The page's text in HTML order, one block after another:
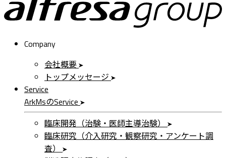
Company
会社概要
トップメッセージ
Service
ArkMsのService
臨床開発（治験・医師主導治験）
臨床研究（介入研究・観察研究・アンケート調
査）